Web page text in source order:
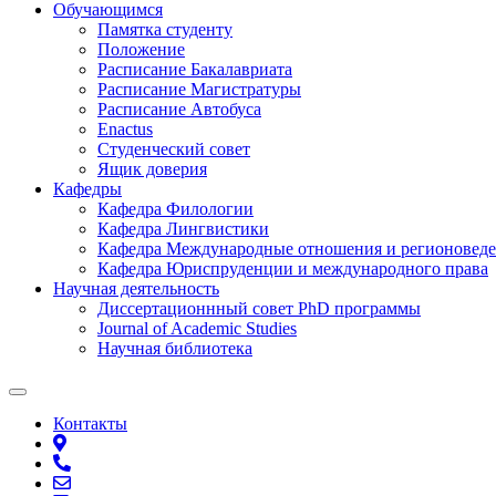
Обучающимся
Памятка студенту
Положение
Расписание Бакалавриата
Расписание Магистратуры
Расписание Автобуса
Enactus
Студенческий совет
Ящик доверия
Кафедры
Кафедра Филологии
Кафедра Лингвистики
Кафедра Международные отношения и
Кафедра Юриспруденции и международного права
Научная деятельность
Диссертационнный совет PhD программы
Journal of Academic Studies
Научная библиотека
Контакты